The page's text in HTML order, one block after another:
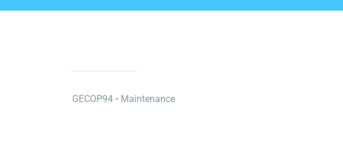
GECOP94 • Maintenance